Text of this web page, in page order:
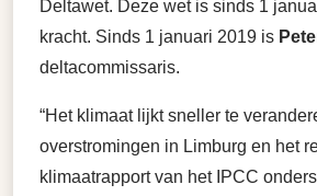
Deltawet. Deze wet is sinds 1
kracht. Sinds 1 januari 2019 is
deltacommissaris.
“Het klimaat lijkt sneller te
overstromingen in Limburg en het
klimaatrapport van het IPCC